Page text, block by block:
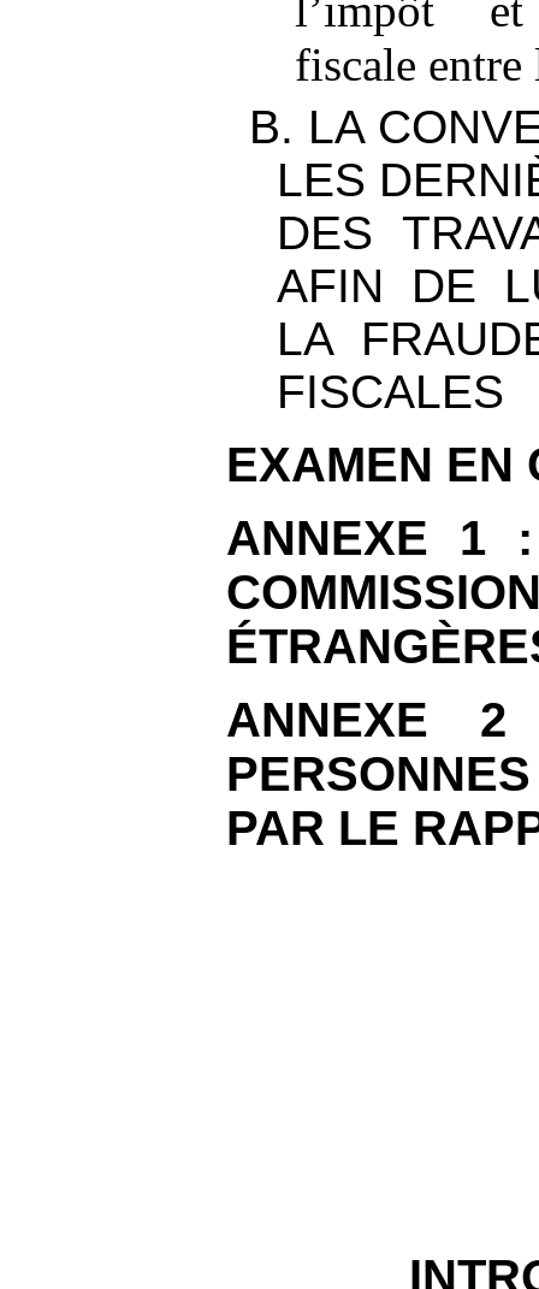
l’impôt et
fiscale entre
B. LA
LES
DES
AFIN DE
LA
FISCALES
EXAMEN EN
ANNEXE
1
ANNEXE
2
PAR LE